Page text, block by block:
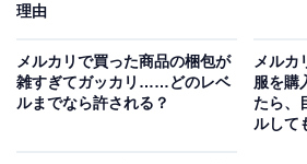
枚のうち現在は1枚目を見ている）
ている画像の枚数が分かるようにな
理由
メルカリで買った商品の梱包が
雑すぎてガッカリ……どのレベ
ルまでなら許される？
メルカ
服を購
たら、
ルして